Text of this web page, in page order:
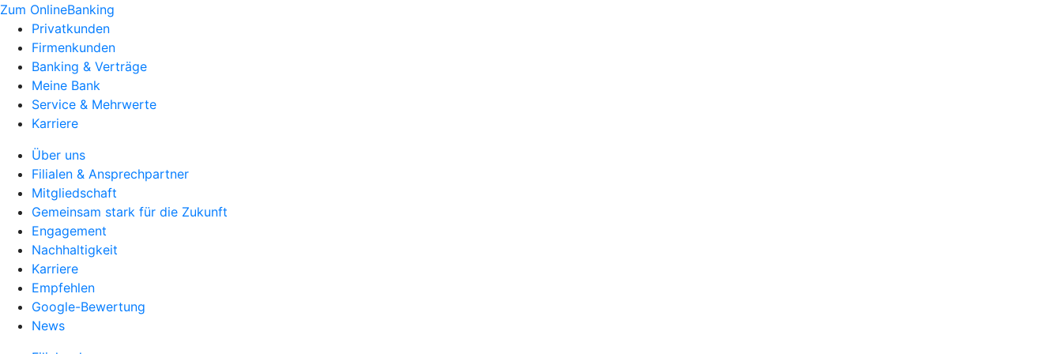
Zum OnlineBanking
Privatkunden
Firmenkunden
Banking & Verträge
Meine Bank
Service & Mehrwerte
Karriere
Über uns
Filialen & Ansprechpartner
Mitgliedschaft
Gemeinsam stark für die Zukunft
Engagement
Nachhaltigkeit
Karriere
Empfehlen
Google-Bewertung
News